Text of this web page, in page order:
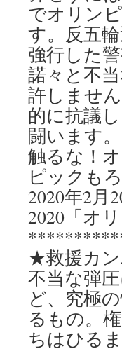
でオリン
す。反五
強行した
諾々と不
許しませ
的に抗議
闘います
触るな！
ピックも
2020年2月
2020「オ
★救援カン
不当な弾
ど、究極
るもの。
ちはひる